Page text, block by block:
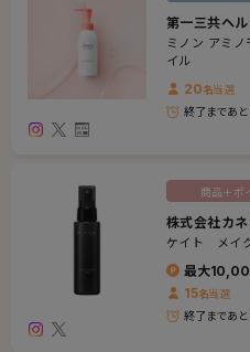
第一三共ヘ
ミノン アミ
イル
20名当選
終了まであと
商品＋ポ
株式会社カ
ケイト メイ
最大
15名当選
終了まであと